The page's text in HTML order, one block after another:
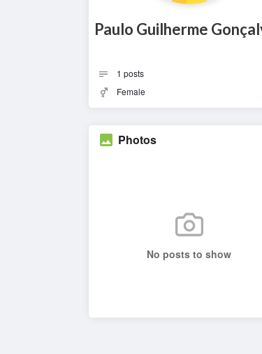
Paulo Guilherme
1 posts
Female
Photos
No posts to show